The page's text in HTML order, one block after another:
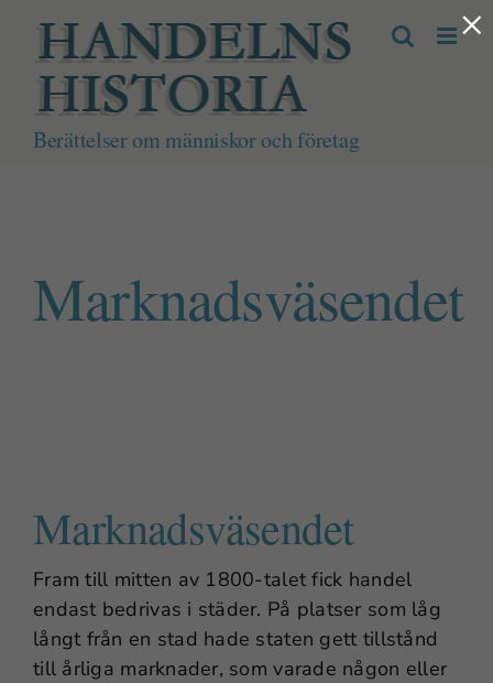
innehållet
Berättelser om människor och företag
Marknadsväsendet
Marknadsväsendet
Fram till mitten av 1800-talet fick handel
endast bedrivas i städer. På platser som låg
långt från en stad hade staten gett tillstånd
till årliga marknader, som varade någon eller
×